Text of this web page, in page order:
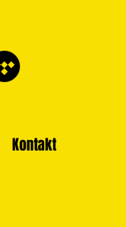
Kontakt